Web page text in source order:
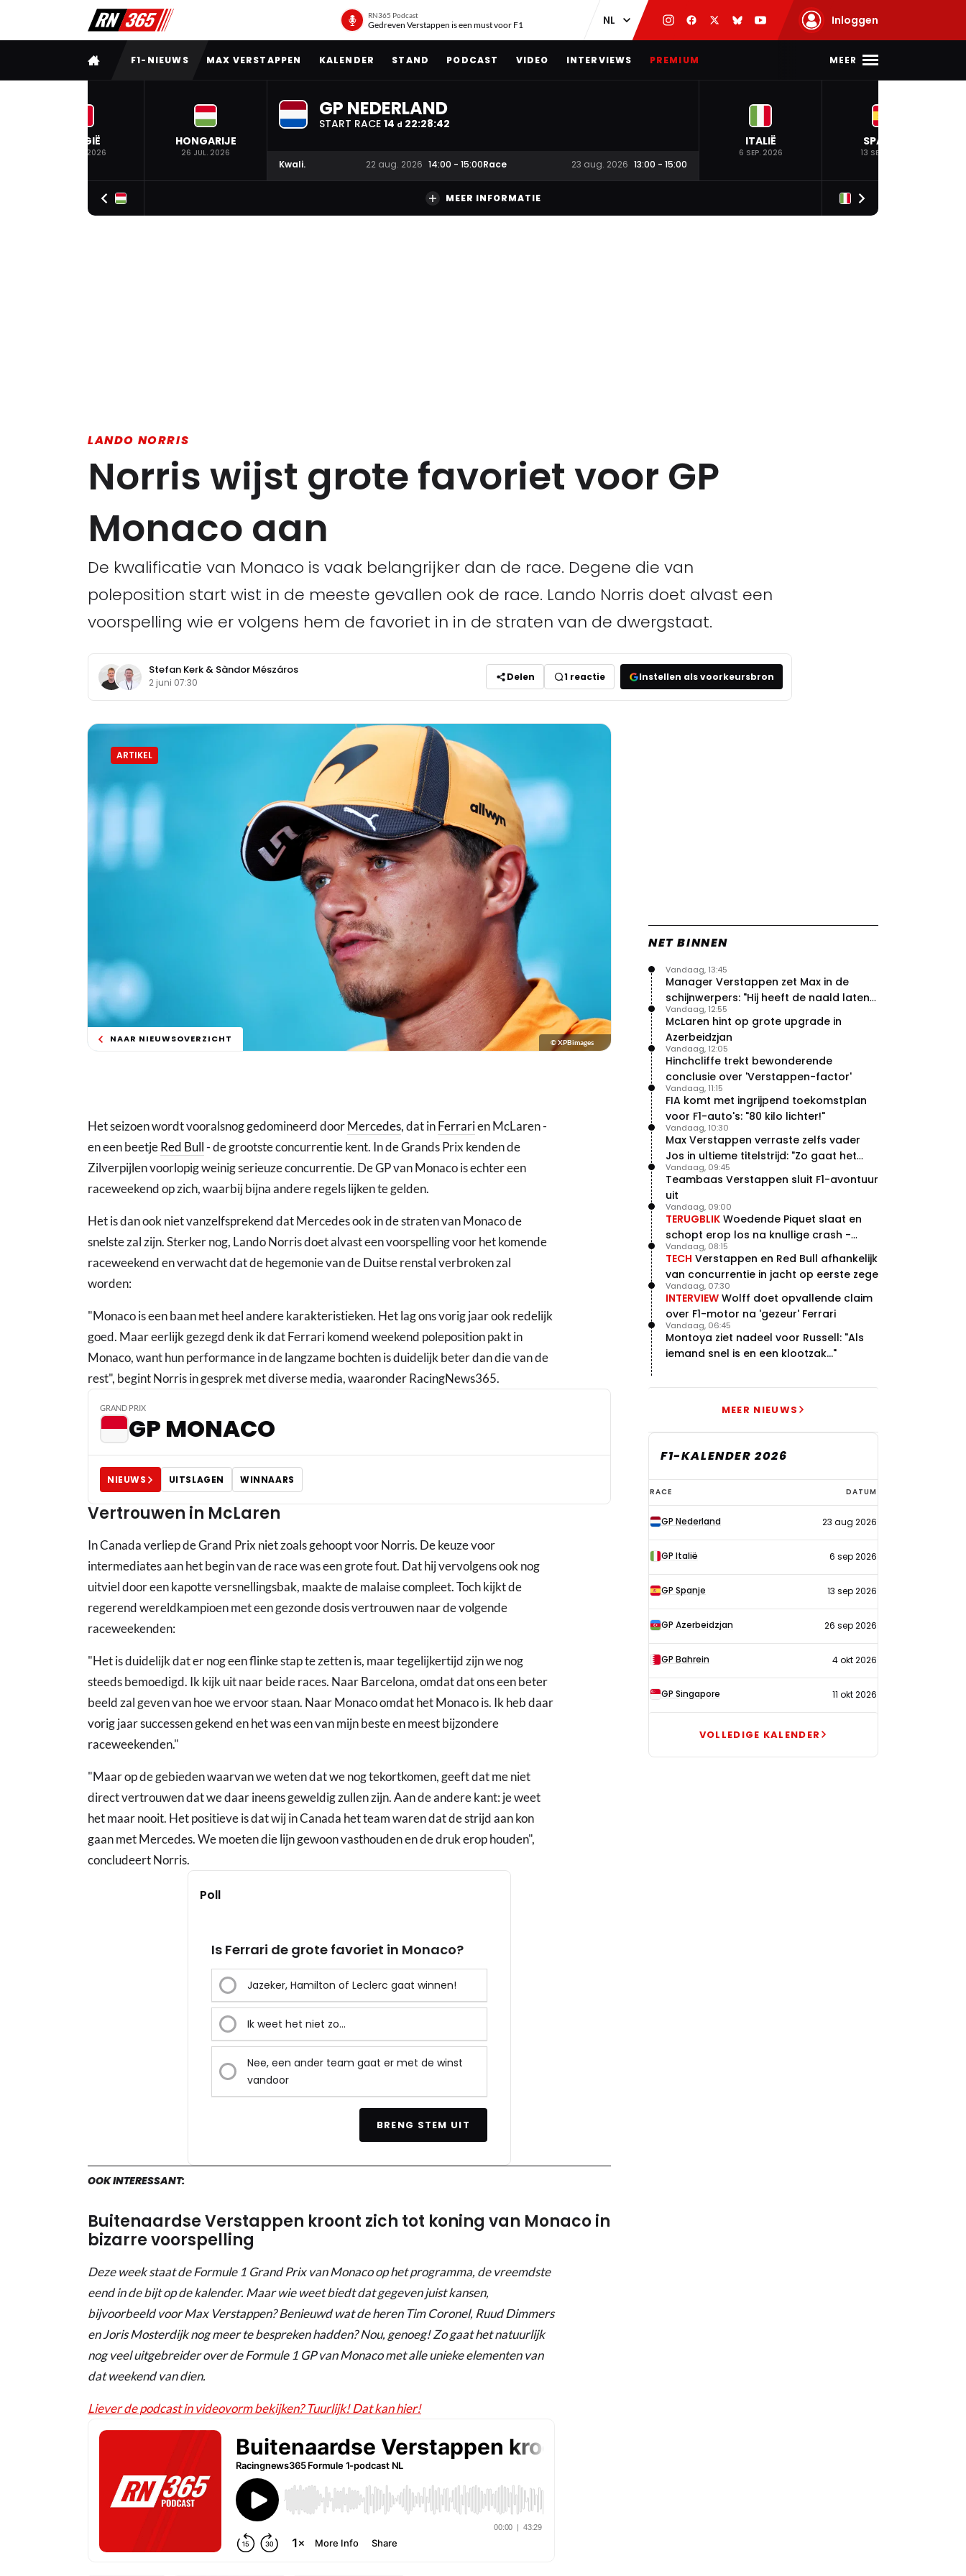
RN365 Podcast
Gedreven Verstappen is een must voor F1 Inloggen
VOLLEDIG MENU
F1-NIEUWS MAX VERSTAPPEN KALENDER STAND PODCAST VIDEO INTERVIEWS PREMIUM MEER
BELGIË
19 JUL. 2026
HONGARIJE
26 JUL. 2026
GP NEDERLAND
START RACE 14 d 22:28:40
Kwali. 22 aug. 2026 14:00 - 15:00Race 23 aug. 2026 13:00 - 15:00
ITALIË
6 SEP. 2026
SPANJE
13 SEP. 2026
MEER INFORMATIE
LANDO NORRIS
Norris wijst grote favoriet voor GP
Monaco aan
De kwalificatie van Monaco is vaak belangrijker dan de race. Degene die van
poleposition start wist in de meeste gevallen ook de race. Lando Norris doet alvast een
voorspelling wie er volgens hem de favoriet in in de straten van de dwergstaat.
Stefan Kerk & Sàndor Mészáros
2 juni 07:30 Delen 1 reactie Instellen als voorkeursbron
ARTIKEL
NAAR NIEUWSOVERZICHT © XPBimages
Het seizoen wordt vooralsnog gedomineerd doorMercedes, dat inFerrarien McLaren -
en een beetjeRed Bull- de grootste concurrentie kent. In de Grands Prix kenden de
Zilverpijlen voorlopig weinig serieuze concurrentie. De GP van Monaco is echter een
raceweekend op zich, waarbij bijna andere regels lijken te gelden.
Het is dan ook niet vanzelfsprekend dat Mercedes ook in de straten van Monaco de
snelste zal zijn. Sterker nog, Lando Norris doet alvast een voorspelling voor het komende
raceweekend en verwacht dat de hegemonie van de Duitse renstal verbroken zal
worden:
"Monaco is een baan met heel andere karakteristieken. Het lag ons vorig jaar ook redelijk
goed. Maar eerlijk gezegd denk ik dat Ferrari komend weekend poleposition pakt in
Monaco, want hun performance in de langzame bochten is duidelijk beter dan die van de
rest", begint Norris in gesprek met diverse media, waaronder RacingNews365.
GRAND PRIX
GP MONACO
NIEUWS UITSLAGEN WINNAARS
Vertrouwen in McLaren
In Canada verliep de Grand Prix niet zoals gehoopt voor Norris. De keuze voor
intermediates aan het begin van de race was een grote fout. Dat hij vervolgens ook nog
uitviel door een kapotte versnellingsbak, maakte de malaise compleet. Toch kijkt de
regerend wereldkampioen met een gezonde dosis vertrouwen naar de volgende
raceweekenden:
"Het is duidelijk dat er nog een flinke stap te zetten is, maar tegelijkertijd zijn we nog
steeds bemoedigd. Ik kijk uit naar beide races. Naar Barcelona, omdat dat ons een beter
beeld zal geven van hoe we ervoor staan. Naar Monaco omdat het Monaco is. Ik heb daar
vorig jaar successen gekend en het was een van mijn beste en meest bijzondere
raceweekenden."
"Maar op de gebieden waarvan we weten dat we nog tekortkomen, geeft dat me niet
direct vertrouwen dat we daar ineens geweldig zullen zijn. Aan de andere kant: je weet
het maar nooit. Het positieve is dat wij in Canada het team waren dat de strijd aan kon
gaan met Mercedes. We moeten die lijn gewoon vasthouden en de druk erop houden",
concludeert Norris.
Poll
Is Ferrari de grote favoriet in Monaco?
Jazeker, Hamilton of Leclerc gaat winnen!
Ik weet het niet zo...
Nee, een ander team gaat er met de winst
vandoor
BRENG STEM UIT
OOK INTERESSANT:
Buitenaardse Verstappen kroont zich tot koning van Monaco in
bizarre voorspelling
Deze week staat de Formule 1 Grand Prix van Monaco op het programma, de vreemdste
eend in de bijt op de kalender. Maar wie weet biedt dat gegeven juist kansen,
bijvoorbeeld voor Max Verstappen? Benieuwd wat de heren Tim Coronel, Ruud Dimmers
en Joris Mosterdijk nog meer te bespreken hadden? Nou, genoeg! Zo gaat het natuurlijk
nog veel uitgebreider over de Formule 1 GP van Monaco met alle unieke elementen van
dat weekend van dien.
Liever de podcast in videovorm bekijken? Tuurlijk! Dat kan hier!
NET BINNEN
Manager Verstappen zet Max in de
schijnwerpers: "Hij heeft de naald laten
bewegen"
Vandaag, 13:45
McLaren hint op grote upgrade in
Azerbeidzjan
Vandaag, 12:55
Hinchcliffe trekt bewonderende
conclusie over 'Verstappen-factor'
Vandaag, 12:05
FIA komt met ingrijpend toekomstplan
voor F1-auto's: "80 kilo lichter!"
Vandaag, 11:15
Max Verstappen verraste zelfs vader
Jos in ultieme titelstrijd: "Zo gaat het
altijd!"
Vandaag, 10:30
Teambaas Verstappen sluit F1-avontuur
uit
Vandaag, 09:45
TERUGBLIK Woedende Piquet slaat en
schopt erop los na knullige crash -
terugblik
Vandaag, 09:00
TECH Verstappen en Red Bull afhankelijk
van concurrentie in jacht op eerste zege
Vandaag, 08:15
INTERVIEW Wolff doet opvallende claim
over F1-motor na 'gezeur' Ferrari
Vandaag, 07:30
Montoya ziet nadeel voor Russell: "Als
iemand snel is en een klootzak..."
Vandaag, 06:45
MEER NIEUWS
F1-KALENDER 2026
F1-
kalender
2026
RACE DATUM
GP Nederland 23 aug 2026
GP Italië 6 sep 2026
GP Spanje 13 sep 2026
GP Azerbeidzjan 26 sep 2026
GP Bahrein 4 okt 2026
GP Singapore 11 okt 2026
VOLLEDIGE KALENDER